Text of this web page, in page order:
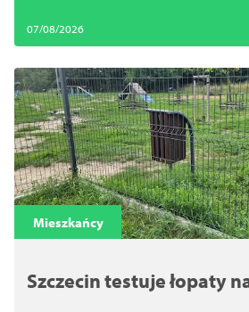
07/08/2026
Mieszkańcy
Szczecin testuje łopaty